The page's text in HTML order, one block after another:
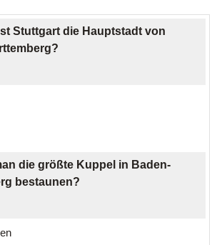
Stuttgart die Hauptstadt von
die größte Kuppel in Baden-
bestaunen?